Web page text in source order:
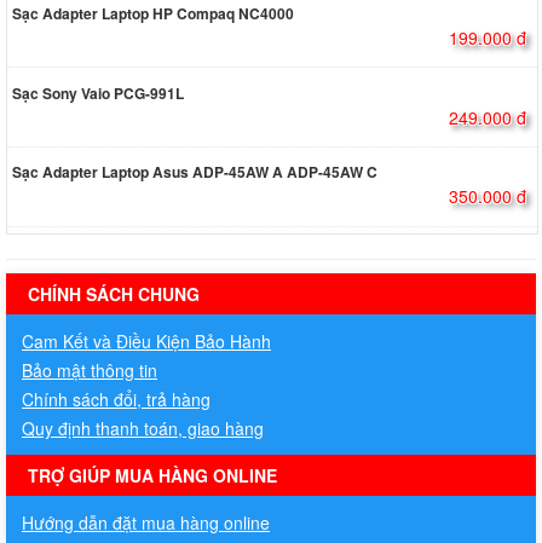
Sạc Adapter Laptop HP Compaq NC4000
199.000 đ
Sạc Sony Vaio PCG-991L
249.000 đ
Sạc Adapter Laptop Asus ADP-45AW A ADP-45AW C
350.000 đ
hermes handbags outlet online
CHÍNH SÁCH CHUNG
Cam Kết và Điều Kiện Bảo Hành
Bảo mật thông tin
Chính sách đổi, trả hàng
Quy định thanh toán, giao hàng
TRỢ GIÚP MUA HÀNG ONLINE
Hướng dẫn đặt mua hàng online